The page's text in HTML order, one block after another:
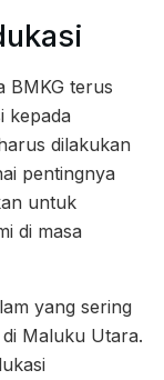
BMKG terus
kepada
dilakukan
pentingnya
untuk
di masa
yang sering
Maluku Utara.